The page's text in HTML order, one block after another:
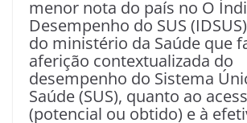
menor nota do país no O
Desempenho do SUS
do ministério da Saúde que
aferição contextualizada do
desempenho do Sistema
Saúde (SUS), quanto ao
(potencial ou obtido) e à